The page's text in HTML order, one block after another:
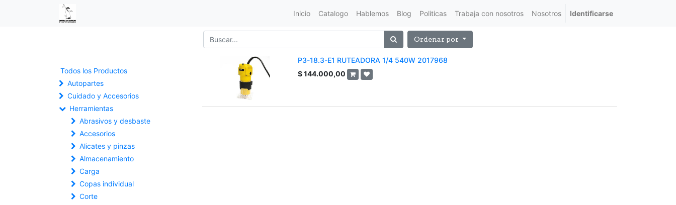
Inicio Catalogo Hablemos Blog Politicas Trabaja con nosotros Nosotros Identificarse
Ordenar por
Todos los Productos
Autopartes
Cuidado y Accesorios
Herramientas
Abrasivos y desbaste
Accesorios
Alicates y pinzas
Almacenamiento
Carga
Copas individual
Corte
P3-18.3-E1 RUTEADORA 1/4 540W 2017968
$144.000,00